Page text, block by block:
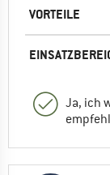
VORTEILE
Ja, ich